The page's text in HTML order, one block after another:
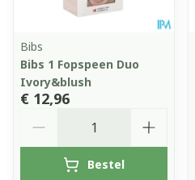
Bibs
Bibs 1 Fopspeen Duo
Ivory&blush
€ 12,96
Bestel